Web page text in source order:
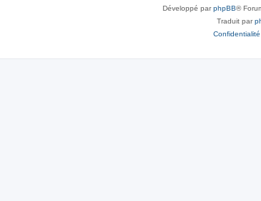
Développé parphpBB®
Traduit par
Confidentialité